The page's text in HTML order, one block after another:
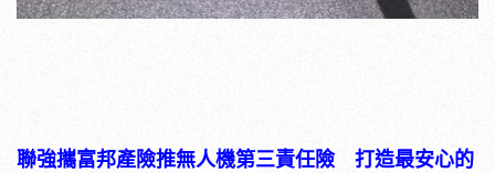
聯強攜富邦產險推無人機第三責任險 打造最安心的